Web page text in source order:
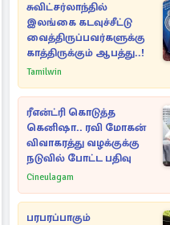
சுவிட்சர்லாந்தில்
இலங்கை கடவுச்சீட்டு
வைத்திருப்பவர்களுக்கு
காத்திருக்கும் ஆபத்து..!
Tamilwin
ரீஎன்ட்ரி கொடுத்த
கெனிஷா.. ரவி மோகன்
விவாகரத்து வழக்குக்கு
நடுவில் போட்ட பதிவு
Cineulagam
பரபரப்பாகும்